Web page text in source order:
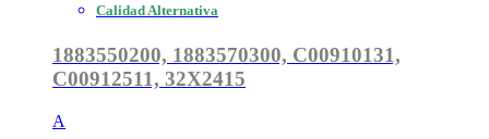
Calidad Alternativa
1883550200, 1883570300, C00910131,
C00912511, 32X2415
A